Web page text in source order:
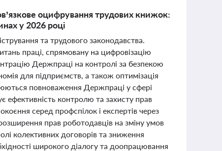
оцифрування трудових книжок:
у 2026 році
та трудового законодавства.
праці, спрямовану на цифровізацію
Держпраці на контролі за безпекою
для підприємств, а також оптимізація
повноваження Держпраці у сфері
ефективність контролю та захисту прав
серед профспілок і експертів через
прав роботодавців на зміну умов
колективних договорів та зниження
широкого діалогу та доопрацювання